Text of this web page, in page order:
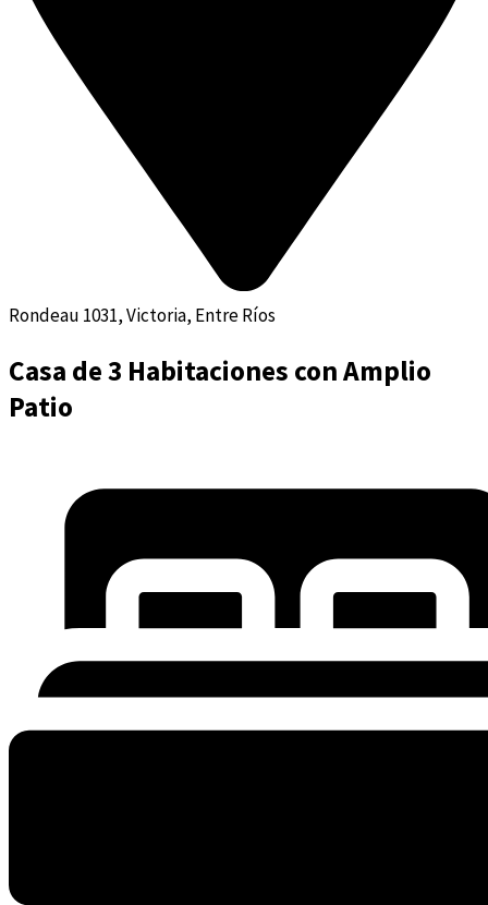
Rondeau 1031, Victoria, Entre Ríos
Casa de 3 Habitaciones con Amplio
Patio